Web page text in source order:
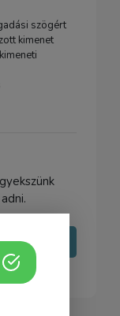
szögért
kimenet